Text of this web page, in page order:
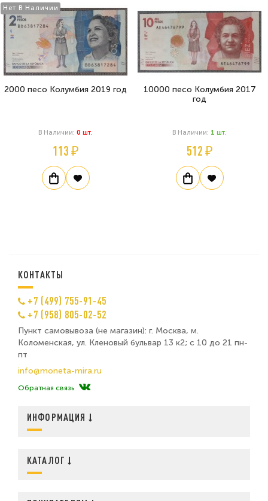
Нет В Наличии
2000 песо Колумбия 2019 год
В Наличии: 0 Шт.
113 ₽
10000 песо Колумбия 2017
год
В Наличии: 1 Шт.
512 ₽
КОНТАКТЫ
+7 (499) 755-91-45
+7 (958) 805-02-52
Пункт самовывоза (не магазин): г. Москва, м.
Коломенская, ул. Кленовый бульвар 13 к2; с 10 до 21 пн-
пт
info@moneta-mira.ru
Обратная связь
ИНФОРМАЦИЯ
КАТАЛОГ